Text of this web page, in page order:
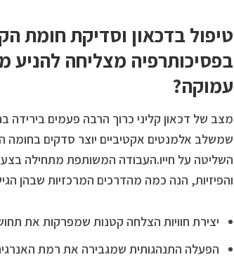
טיפול בדכאון וסדיקת חומת
בפסיכותרפיה מצליחה
עמוקה?
מצב של דכאון קליני כרוך הרבה פעמים בירידה
שמשלב אלמנטים אקטיביים יוצר סדקים
השליטה על חייו.העבודה המשותפת מתחילה
והפיזיות, הנה כמה מהדרכים המרכזיות שבהן
יצירת חוויות הצלחה קטנות שמפרקות את
הפעלה התנהגותית שמגבירה את רמת